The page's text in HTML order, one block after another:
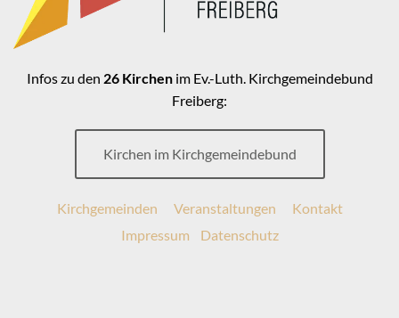
Infos zu den 26 Kirchenim Ev.-Luth. Kirchgemeindebund
Freiberg:
Kirchen im Kirchgemeindebund
Kirchgemeinden Veranstaltungen
Kontakt
Impressum
Datenschutz